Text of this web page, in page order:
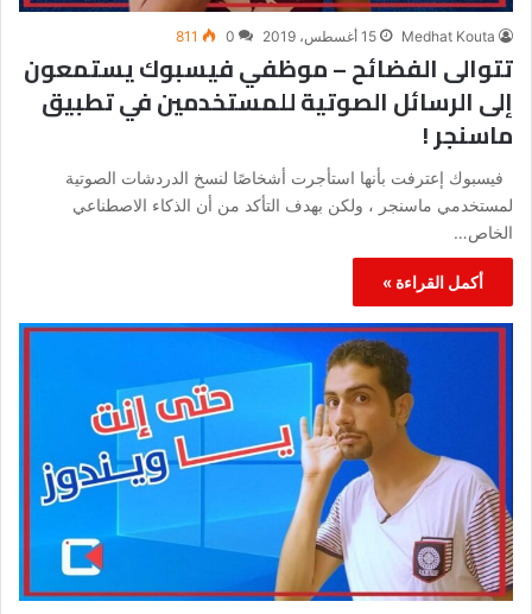
Medhat Kouta 15 أغسطس، 2019 0
811
تتوالى الفضائح – موظفي فيسبوك يستمعون
إلى الرسائل الصوتية للمستخدمين في تطبيق
ماسنجر !
فيسبوك إعترفت بأنها استأجرت أشخاصًا لنسخ الدردشات الصوتية
لمستخدمي ماسنجر ، ولكن بهدف التأكد من أن الذكاء الاصطناعي
الخاص…
أكمل القراءة »